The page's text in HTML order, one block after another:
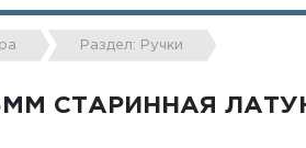
Раздел: Ручки
СТАРИННАЯ